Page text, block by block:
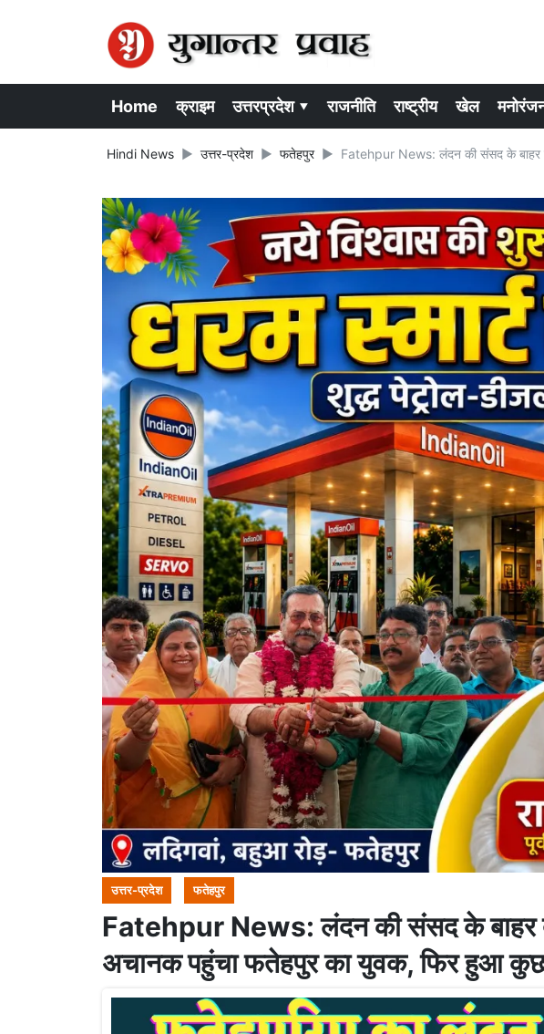
Home क्राइम उत्तरप्रदेश ▾ राजनीति राष्ट्रीय खेल
Hindi News उत्तर-प्रदेश फतेहपुर Fatehpur News: लंदन की संसद के बाहर
उत्तर-प्रदेश फतेहपुर
Fatehpur News: लंदन की संसद के बाहर
अचानक पहुंचा फतेहपुर का युवक, फिर हुआ